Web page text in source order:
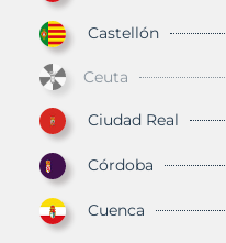
Castellón
Ceuta
Ciudad Real
Córdoba
Cuenca